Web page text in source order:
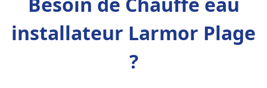
installateur Larmor Plage
?